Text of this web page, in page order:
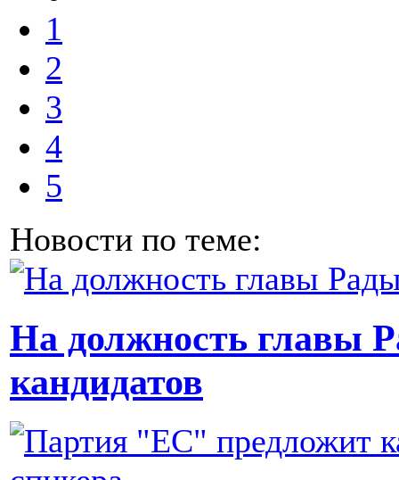
1
2
3
4
5
Новости по теме:
На должность главы
кандидатов